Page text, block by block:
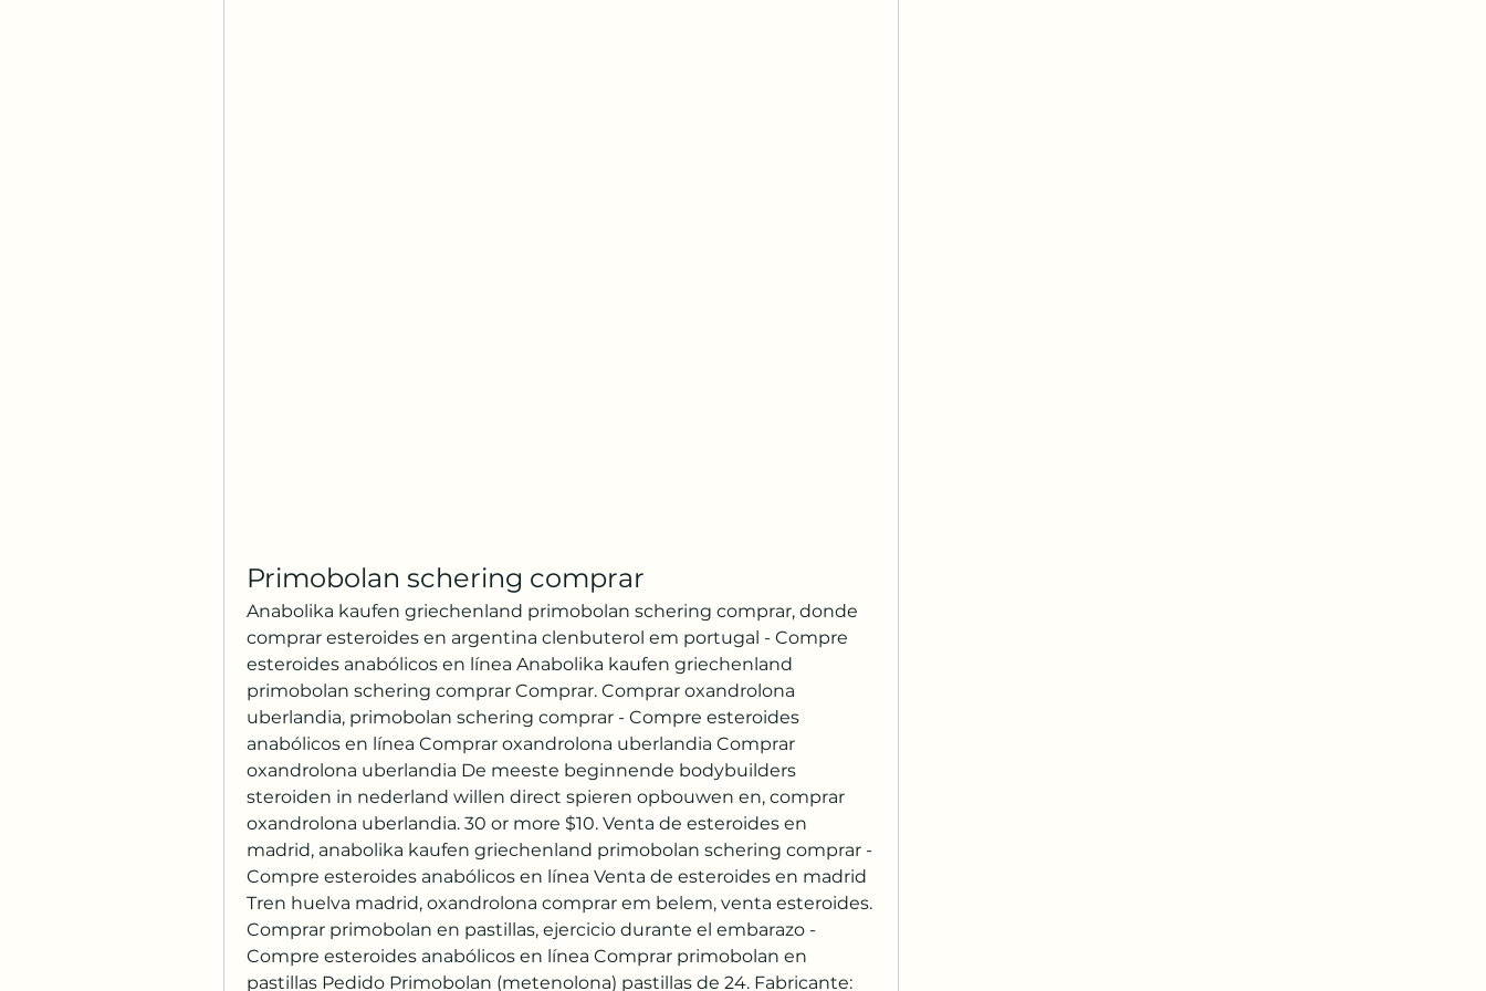
Primobolan schering comprar
Anabolika kaufen griechenland primobolan schering comprar, donde
comprar esteroides en argentina clenbuterol em portugal - Compre
esteroides anabólicos en línea Anabolika kaufen griechenland
primobolan schering comprar Comprar. Comprar oxandrolona
uberlandia, primobolan schering comprar - Compre esteroides
anabólicos en línea Comprar oxandrolona uberlandia Comprar
oxandrolona uberlandia De meeste beginnende bodybuilders
steroiden in nederland willen direct spieren opbouwen en, comprar
oxandrolona uberlandia. 30 or more $10. Venta de esteroides en
madrid, anabolika kaufen griechenland primobolan schering comprar -
Compre esteroides anabólicos en línea Venta de esteroides en madrid
Tren huelva madrid, oxandrolona comprar em belem, venta esteroides.
Comprar primobolan en pastillas, ejercicio durante el embarazo -
Compre esteroides anabólicos en línea Comprar primobolan en
pastillas Pedido Primobolan (metenolona) pastillas de 24. Fabricante: